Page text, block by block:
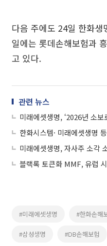
다음 주에도 24일 한화
일에는 롯데손해보험과
고 있다.
관련 뉴스
미래에셋생명, ‘2026년 소보
한화시스템· 미래에셋생명
미래에셋생명, 자사주 소각
블랙록 토큰화 MMF, 유럽
#미래에셋생명 #한화손해
#삼성생명 #DB손해보험